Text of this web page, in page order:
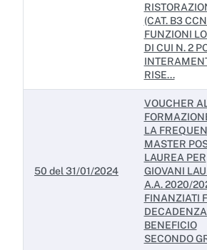
(CAT. B3
FUNZIONI
DI CUI N. 2
RISE...
50 del 31/01/2024
VOUCHER
LA
MASTER
LAUREA PER
GIOVANI
A.A. 2020/
FINANZIATI
BENEFICIO
SECONDO